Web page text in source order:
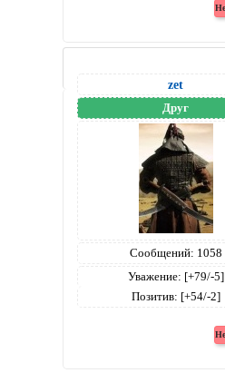
zet
Друг
Сообщений: 1058
Уважение: [+79/-5]
Позитив: [+54/-2]